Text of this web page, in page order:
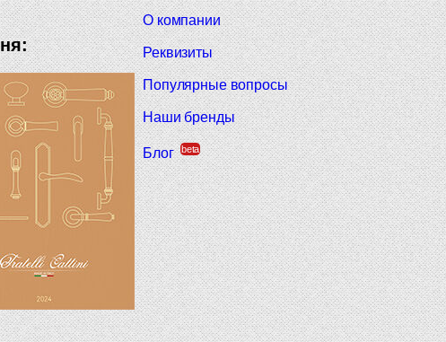
О компании
Реквизиты
Популярные вопросы
Наши бренды
Блог beta